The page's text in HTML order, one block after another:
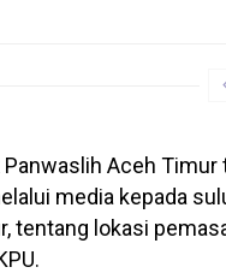
Panwaslih Aceh
media kepada
tentang lokasi